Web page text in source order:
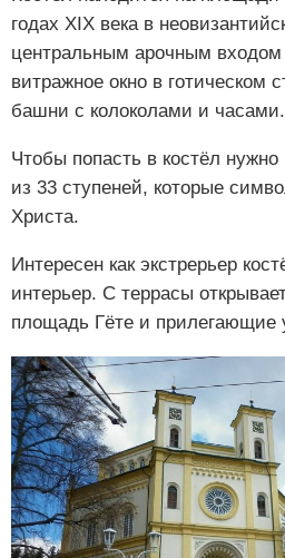
годах XIX века в
центральным арочным входом
витражное окно в готическом
башни с колоколами и часами.
Чтобы попасть в костёл
из 33 ступеней, которые
Христа.
Интересен как экстрерьер
интерьер. С террасы
площадь Гёте и прилегающие